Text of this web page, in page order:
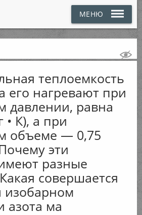
МЕНЮ
теплоемкость
его нагревают при
давлении, равна
• К), а при
объеме — 0,75
эти
разные
совершается
изобарном
азота ма